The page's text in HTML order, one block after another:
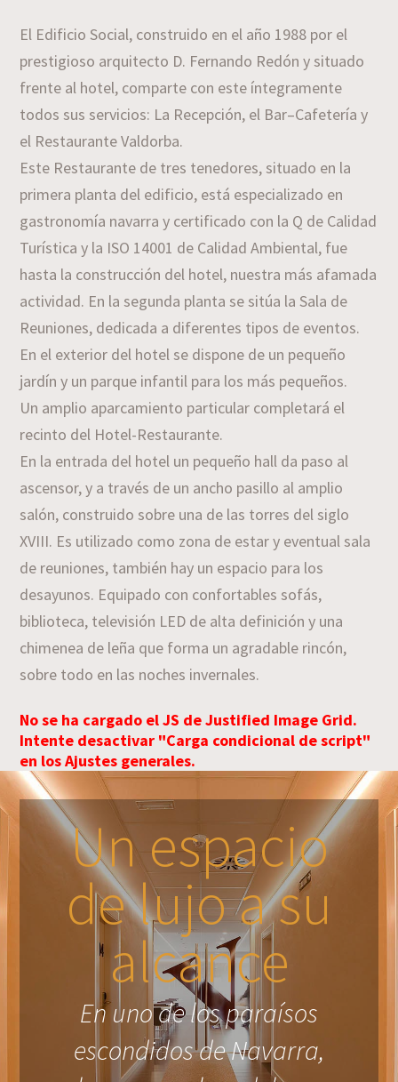
El Edificio Social, construido en el año 1988 por el
prestigioso arquitecto D. Fernando Redón y situado
frente al hotel, comparte con este íntegramente
todos sus servicios: La Recepción, el Bar–Cafetería y
el Restaurante Valdorba.
Este Restaurante de tres tenedores, situado en la
primera planta del edificio, está especializado en
gastronomía navarra y certificado con la Q de Calidad
Turística y la ISO 14001 de Calidad Ambiental, fue
hasta la construcción del hotel, nuestra más afamada
actividad. En la segunda planta se sitúa la Sala de
Reuniones, dedicada a diferentes tipos de eventos.
En el exterior del hotel se dispone de un pequeño
jardín y un parque infantil para los más pequeños.
Un amplio aparcamiento particular completará el
recinto del Hotel-Restaurante.
En la entrada del hotel un pequeño hall da paso al
ascensor, y a través de un ancho pasillo al amplio
salón, construido sobre una de las torres del siglo
XVIII. Es utilizado como zona de estar y eventual sala
de reuniones, también hay un espacio para los
desayunos. Equipado con confortables sofás,
biblioteca, televisión LED de alta definición y una
chimenea de leña que forma un agradable rincón,
sobre todo en las noches invernales.
No se ha cargado el JS de Justified Image Grid.
Intente desactivar "Carga condicional de script"
en los Ajustes generales.
Un espacio
de lujo a su
alcance
En uno de los paraísos
escondidos de Navarra,